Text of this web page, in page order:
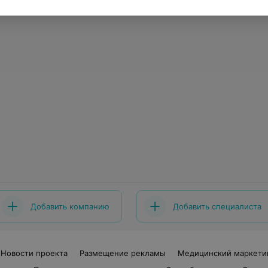
Добавить компанию Добавить специалиста
Новости проекта Размещение рекламы
Медицинский